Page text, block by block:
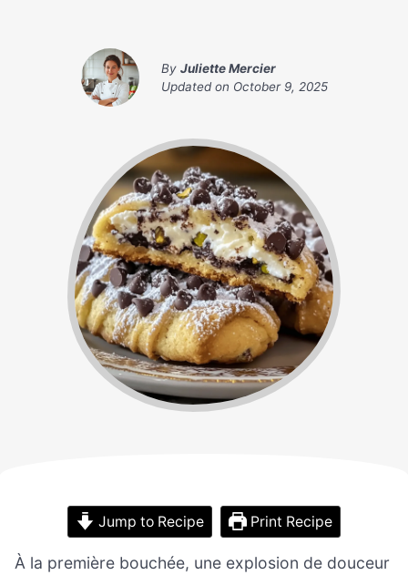
By Juliette Mercier
Updated on October 9, 2025
Jump to Recipe Print Recipe
À la première bouchée, une explosion de douceur